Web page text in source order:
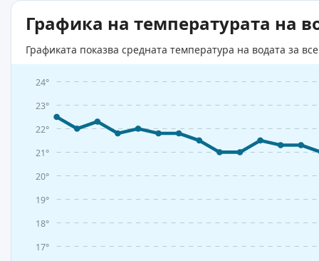
Графика на температурата на
Графиката показва средната температура на водата за
17°
18°
19°
20°
21°
22°
23°
24°